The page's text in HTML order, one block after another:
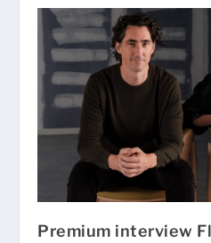
Premium interview